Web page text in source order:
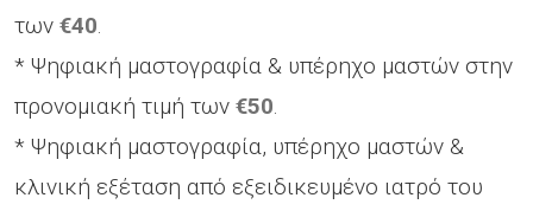
των €40.
* Ψηφιακή μαστογραφία & υπέρηχο μαστών στην
προνομιακή τιμή των €50.
* Ψηφιακή μαστογραφία, υπέρηχο μαστών &
κλινική εξέταση από εξειδικευμένο ιατρό του